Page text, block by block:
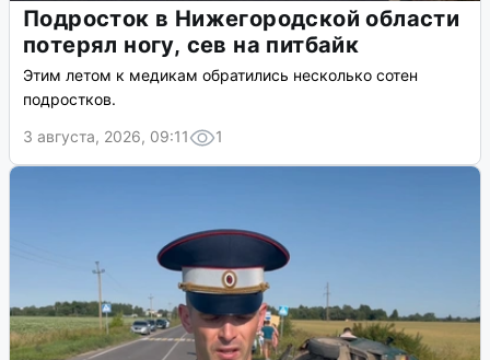
Подросток в Нижегородской области
потерял ногу, сев на питбайк
Этим летом к медикам обратились несколько сотен
подростков.
3 августа, 2026, 09:11
1